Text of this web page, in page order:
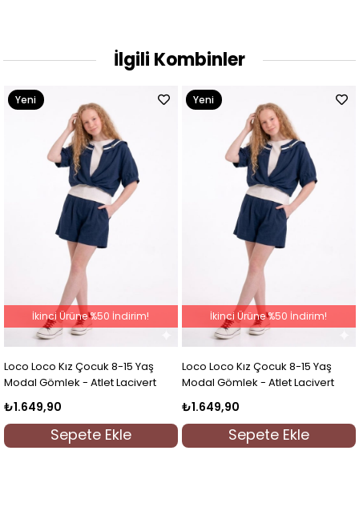
İlgili Kombinler
Loco Loco Kız Çocuk 8-15 Yaş
Modal Gömlek - Atlet Lacivert
₺1.649,90
Sepete Ekle
Yeni
İkinci Ürüne %50 İndirim!
Loco Loco Kız Çocuk 8-15 Yaş
Modal Gömlek - Atlet Lacivert
₺1.649,90
Sepete Ekle
Yeni
İkinci Ürüne %50 İndirim!